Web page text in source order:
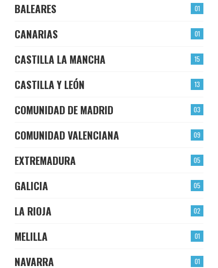
01
BALEARES
01
CANARIAS
15
CASTILLA LA MANCHA
13
CASTILLA Y LEÓN
03
COMUNIDAD DE MADRID
09
COMUNIDAD VALENCIANA
05
EXTREMADURA
05
GALICIA
02
LA RIOJA
01
MELILLA
01
NAVARRA